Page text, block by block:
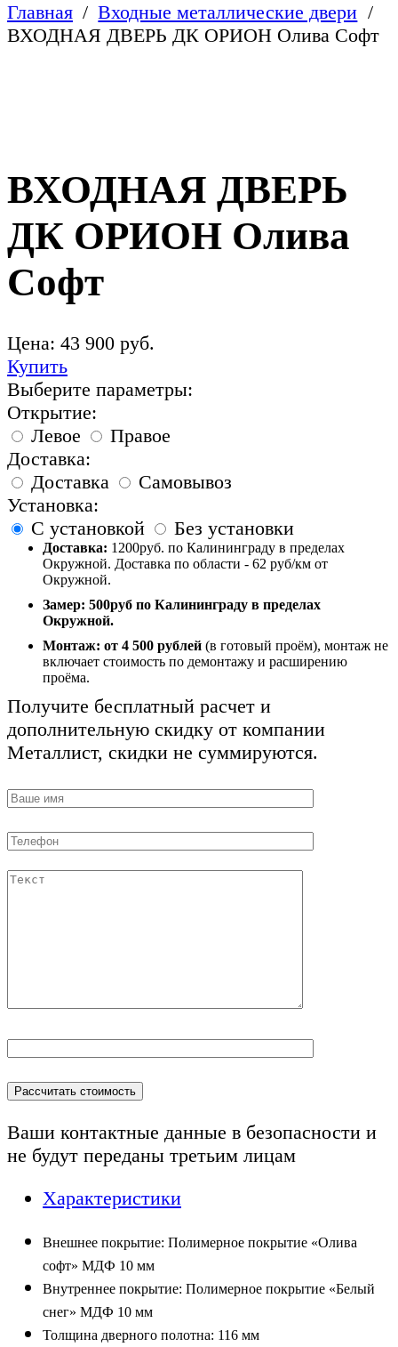
Главная
Входные металлические двери
ВХОДНАЯ ДВЕРЬ ДК ОРИОН Олива Софт
ВХОДНАЯ ДВЕРЬ
ДК ОРИОН Олива
Софт
Цена: 43 900 руб.
Купить
Выберите параметры:
Открытие:
Левое
Правое
Доставка:
Доставка
Самовывоз
Установка:
С установкой
Без установки
Доставка: 1200руб. по Калининграду в пределах
Окружной. Доставка по области - 62 руб/км от
Окружной.
Замер: 500руб по Калининграду в пределах
Окружной.
Монтаж: от 4 500 рублей (в готовый проём), монтаж не
включает стоимость по демонтажу и расширению
проёма.
Получите бесплатный расчет и
дополнительную скидку от компании
Металлист, скидки не суммируются.
Ваши контактные данные в безопасности и
не будут переданы третьим лицам
Характеристики
Внешнее покрытие: Полимерное покрытие «Олива
софт» МДФ 10 мм
Внутреннее покрытие: Полимерное покрытие «Белый
снег» МДФ 10 мм
Толщина дверного полотна: 116 мм